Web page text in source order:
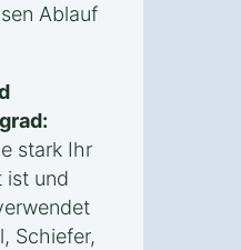
Ablauf
stark Ihr
ist und
Schiefer,